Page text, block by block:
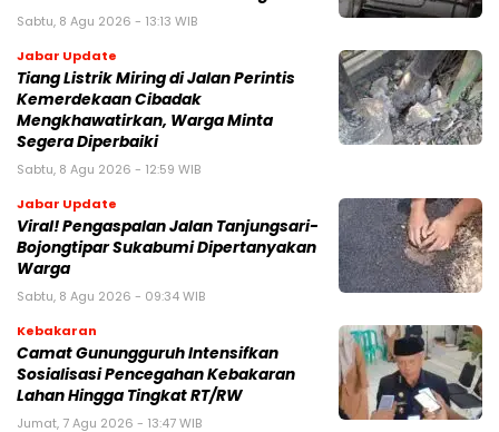
Sabtu, 8 Agu 2026 - 13:13 WIB
Jabar Update
Tiang Listrik Miring di Jalan Perintis
Kemerdekaan Cibadak
Mengkhawatirkan, Warga Minta
Segera Diperbaiki
Sabtu, 8 Agu 2026 - 12:59 WIB
Jabar Update
Viral! Pengaspalan Jalan Tanjungsari-
Bojongtipar Sukabumi Dipertanyakan
Warga
Sabtu, 8 Agu 2026 - 09:34 WIB
Kebakaran
‎‎Camat Gunungguruh Intensifkan
Sosialisasi Pencegahan Kebakaran
Lahan Hingga Tingkat RT/RW‎
Jumat, 7 Agu 2026 - 13:47 WIB